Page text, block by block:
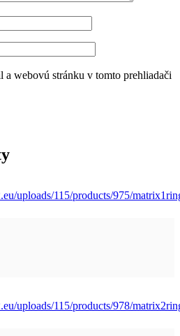
webovú stránku v tomto prehliadači